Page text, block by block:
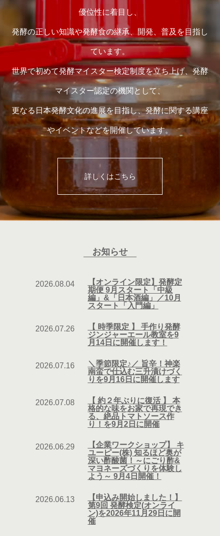
優位性に着目し、
発酵の正しい知識や発酵食の継承、開発、普及を目指し
ています。
世界で初めて発酵マイスター検定制度を立ち上げ、発酵
マイスター認定の機関として、
更なる日本発酵文化の進展を目指し、発酵に関する講座
やイベントなどを開催しています。
詳しくはこちら
お知らせ
2026.08.04
【オンライン限定】発酵定
期便 9月スタート「中級
編」&「日本酒編」／10月
スタート「入門編」
2026.07.26
【 時季限定 】 手作り発酵
ジンジャーエール教室を9
月14日に開催します！
2026.07.16
＼季節限定♪／ 旨辛！神楽
南蛮で仕込む三升漬けづく
りを9月16日に開催します
2026.07.08
【 約２年ぶりに復活 】 本
格的な味をお家で再現でき
る、絶品トマトソース作
り！を9月2日に開催
2026.06.29
【企業ワークショップ】 キ
ユーピー(株) 知るほど奥が
深い酢酸菌！～にごり酢&
マヨネーズづくりを体験し
よう～ 9月4日開催！
2026.06.13
【申込み開始しました！】
第9回 発酵検定(オンライ
ン)を2026年11月29日に開
催